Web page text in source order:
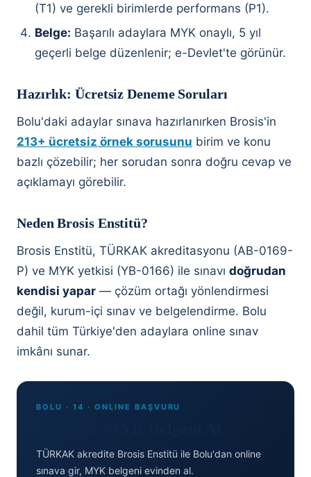
(T1) ve gerekli birimlerde performans (P1).
Belge: Başarılı adaylara MYK onaylı, 5 yıl
geçerli belge düzenlenir; e-Devlet'te görünür.
Hazırlık: Ücretsiz Deneme Soruları
Bolu'daki adaylar sınava hazırlanırken Brosis'in
213+ ücretsiz örnek sorusunu birim ve konu
bazlı çözebilir; her sorudan sonra doğru cevap ve
açıklamayı görebilir.
Neden Brosis Enstitü?
Brosis Enstitü, TÜRKAK akreditasyonu (AB-0169-
P) ve MYK yetkisi (YB-0166) ile sınavı doğrudan
kendisi yapar — çözüm ortağı yönlendirmesi
değil, kurum-içi sınav ve belgelendirme. Bolu
dahil tüm Türkiye'den adaylara online sınav
imkânı sunar.
BOLU · 14 · ONLINE BAŞVURU
TÜRKAK akredite Brosis Enstitü ile Bolu'dan online
sınava gir, MYK belgeni evinden al.